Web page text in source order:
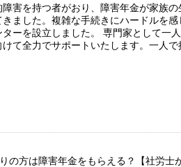
害を持つ者がおり、障害年金が家族
きました。複雑な手続きにハードルを
ターを設立しました。 専門家として一
けて全力でサポートいたします。一人
の方は障害年金をもらえる？【社労士